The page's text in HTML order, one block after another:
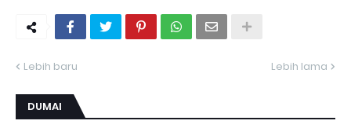
Lebih baru Lebih lama
DUMAI